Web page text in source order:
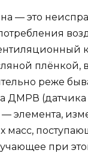
— это
плёнкой,
реже
ДМРВ (датчика
— элемента,
масс,
при